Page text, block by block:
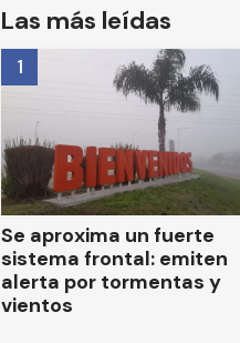
Las más leídas
Se aproxima un fuerte
sistema frontal: emiten
alerta por tormentas y
vientos
1